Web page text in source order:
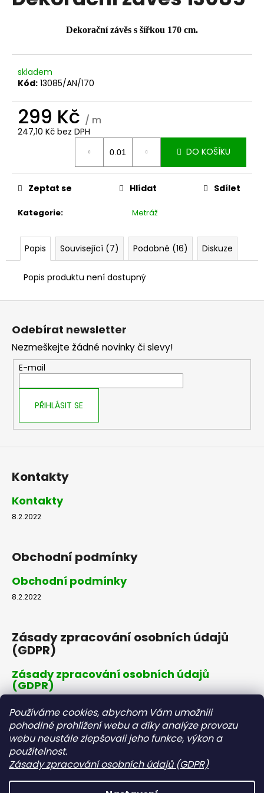
Používáme cookies, abychom Vám umožnili
pohodlné prohlížení webu a díky analýze provozu
webu neustále zlepšovali jeho funkce, výkon a
použitelnost.
Zásady zpracování osobních údajů (GDPR)
Dekorační závěs s šířkou 170 cm.
skladem
Kód: 13085/AN/170
299 Kč / m
247,10 Kč bez DPH
DO KOŠÍKU
Kategorie: Metráž
Zeptat se Hlídat Sdílet
Popis Související (7) Podobné (16) Diskuze
Popis produktu není dostupný
t
?
HLEDAT
D
p
č
e
e
Z
Odebírat newsletter
Nezmeškejte žádné novinky či slevy!
E-mail
PŘIHLÁSIT SE
Kontakty
Kontakty
8.2.2022
Obchodní podmínky
Obchodní podmínky
8.2.2022
Zásady zpracování osobních údajů
(GDPR)
Zásady zpracování osobních údajů
(GDPR)
Dopravné a platby
Dopravné a platby
8.2.2022